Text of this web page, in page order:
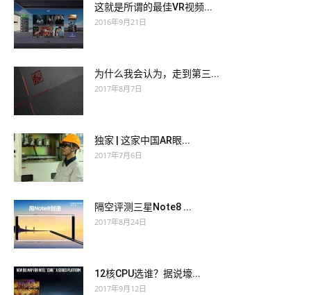
这就是所谓的最佳VR视频...
2016年9月21日
为什么我会认为，走到第三...
2017年8月7日
独家 | 这家中国AR眼...
2017年7月6日
隔空评测三星Note8 ...
2017年8月24日
12核CPU选谁？据说壕...
2017年9月12日